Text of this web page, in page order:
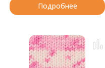
Подробнее